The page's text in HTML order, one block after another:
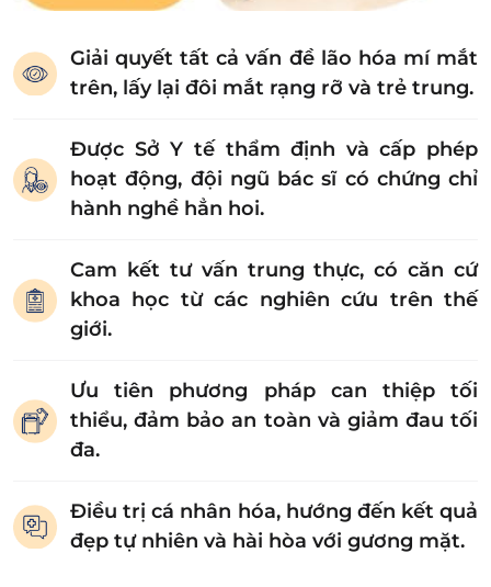
Giải quyết tất cả vấn đề lão hóa mí mắt
trên, lấy lại đôi mắt rạng rỡ và trẻ trung.
Được Sở Y tế thẩm định và cấp phép
hoạt động, đội ngũ bác sĩ có chứng chỉ
hành nghề hẳn hoi.
Cam kết tư vấn trung thực, có căn cứ
khoa học từ các nghiên cứu trên thế
giới.
Ưu tiên phương pháp can thiệp tối
thiểu, đảm bảo an toàn và giảm đau tối
đa.
Điều trị cá nhân hóa, hướng đến kết quả
đẹp tự nhiên và hài hòa với gương mặt.